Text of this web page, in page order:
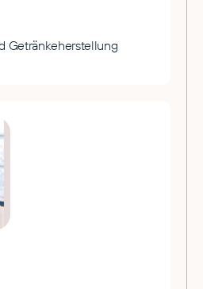
Getränkeherstellung